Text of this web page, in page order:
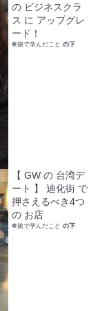
の ビジネスクラ
ス に アップグレ
ード！
❁旅で学んだこと の下
【 GW の 台湾デ
ート 】 迪化街 で
押さえるべき4つ
の お店
❁旅で学んだこと の下